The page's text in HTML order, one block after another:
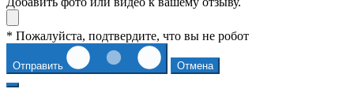
* Пожалуйста, подтвердите, что вы не робот
Отправить Отмена